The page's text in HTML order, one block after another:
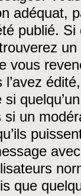
adéquat,
publié. Si
vous
si
si un
que